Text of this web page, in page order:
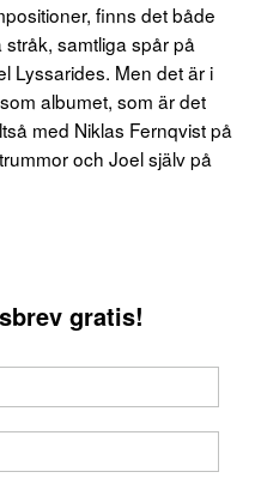
finns det både
samtliga spår på
Lyssarides. Men det är i
albumet, som är det
med Niklas Fernqvist på
och Joel själv på
gratis!